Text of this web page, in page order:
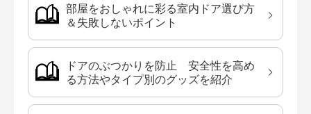
部屋をおしゃれに彩る室内ドア選び方
＆失敗しないポイント
ドアのぶつかりを防止 安全性を高め
る方法やタイプ別のグッズを紹介